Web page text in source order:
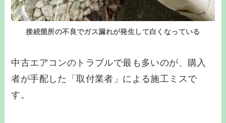
接続箇所の不良でガス漏れが発生して白くなっている
中古エアコンのトラブルで最も多いのが、購入
者が手配した「取付業者」による施工ミスで
す。